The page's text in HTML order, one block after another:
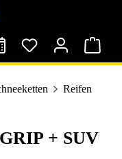
Reifen
+ SUV